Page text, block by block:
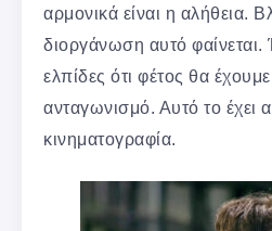
αρμονικά είναι η αλήθεια.
διοργάνωση αυτό
ελπίδες ότι φέτος θα
ανταγωνισμό. Αυτό το έχει
κινηματογραφία.